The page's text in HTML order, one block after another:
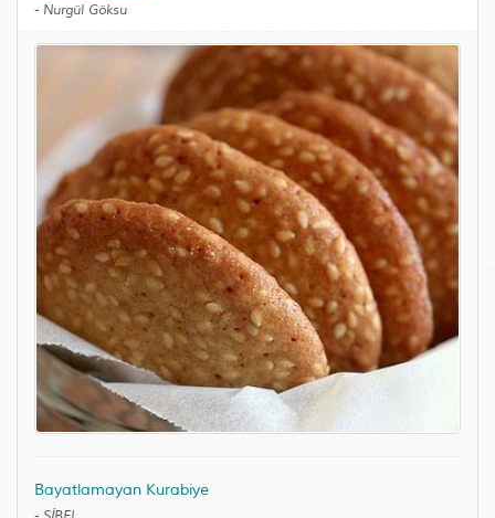
- Nurgül Göksu
Bayatlamayan Kurabiye